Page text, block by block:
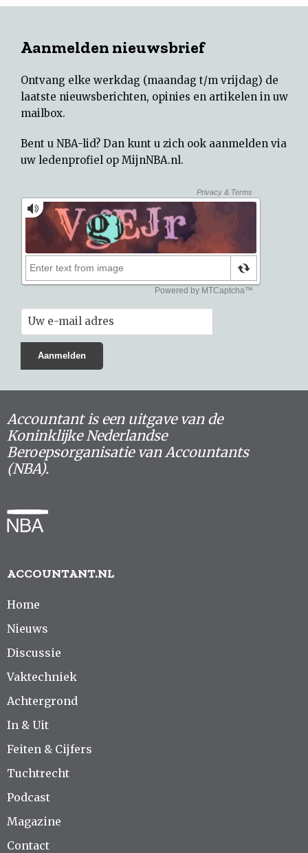
Aanmelden nieuwsbrief
Ontvang elke werkdag (maandag t/m vrijdag) de
laatste nieuwsberichten, opinies en artikelen in uw
mailbox.
Bent u NBA-lid? Dan kunt u zich ook aanmelden via
uw ledenprofiel op MijnNBA.nl.
Accountant is een uitgave van de
Koninklijke Nederlandse
Beroepsorganisatie van Accountants
(NBA).
ACCOUNTANT.NL
Home
Nieuws
Discussie
Vaktechniek
Achtergrond
In & Uit
Feiten & Cijfers
Tuchtrecht
Podcast
Magazine
Contact